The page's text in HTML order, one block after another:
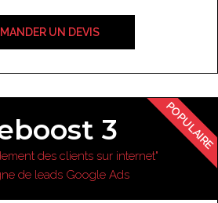
UN DEVIS
3
des clients sur internet"
de leads Google Ads
POPULAIRE